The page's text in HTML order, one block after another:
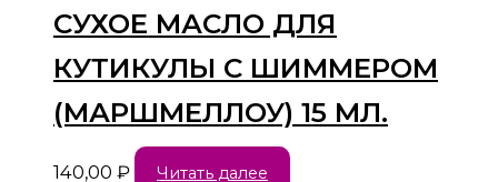
СУХОЕ МАСЛО ДЛЯ
КУТИКУЛЫ С ШИММЕРОМ
(МАРШМЕЛЛОУ) 15 МЛ.
140,00 ₽
Читать далее